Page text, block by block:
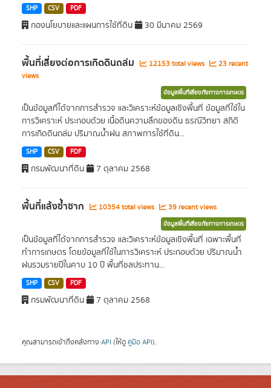
SHP CSV PDF
กองนโยบายและแผนการใช้ที่ดิน 30 มีนาคม 2569
พื้นที่เสี่ยงต่อการเกิดดินถล่ม 12153 total views
23 recent
views
ข้อมูลพื้นที่เสี่ยงภัยทางการเกษตร
เป็นข้อมูลที่ได้จากการสำรวจ และวิเคราะห์ข้อมูลเชิงพื้นที่ ข้อมูลที่ใช้ใน
การวิเคราะห์ ประกอบด้วย เนื้อดินความลึกของดิน ธรณีวิทยา สถิติ
การเกิดดินถล่ม ปริมาณน้ำฝน สภาพการใช้ที่ดิน...
SHP CSV PDF
กรมพัฒนาที่ดิน 7 ตุลาคม 2568
พื้นที่แล้งซ้ำซาก 10354 total views 39 recent views
ข้อมูลพื้นที่เสี่ยงภัยทางการเกษตร
เป็นข้อมูลที่ได้จากการสำรวจ และวิเคราะห์ข้อมูลเชิงพื้นที่ เฉพาะพื้นที่
ทำการเกษตร โดยข้อมูลที่ใช้ในการวิเคราะห์ ประกอบด้วย ปริมาณน้ำ
ฝนรวมรายปีในคาบ 10 ปี พื้นที่ชลประทาน...
SHP CSV PDF
กรมพัฒนาที่ดิน 7 ตุลาคม 2568
คุณสามารถเข้าถึงคลังทาง API (ให้ดู คู่มือ API).